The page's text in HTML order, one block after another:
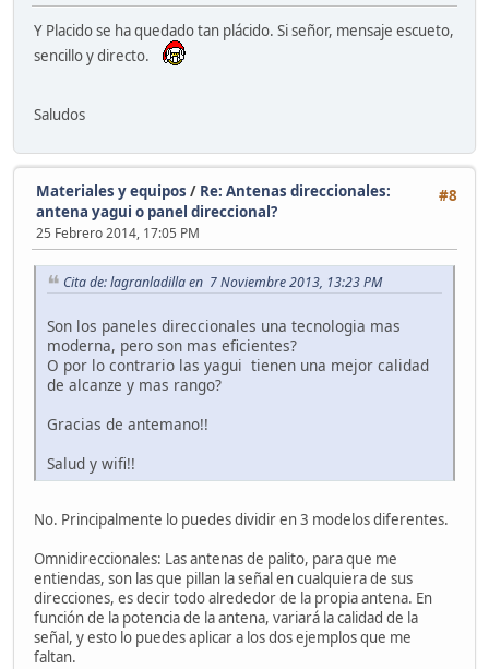
Y Placido se ha quedado tan plácido. Si señor, mensaje escueto,
sencillo y directo.
Saludos
#8
Materiales y equipos / Re: Antenas direccionales:
antena yagui o panel direccional?
25 Febrero 2014, 17:05 PM
Cita de: lagranladilla en 7 Noviembre 2013, 13:23 PM
Son los paneles direccionales una tecnologia mas
moderna, pero son mas eficientes?
O por lo contrario las yagui tienen una mejor calidad
de alcanze y mas rango?
Gracias de antemano!!
Salud y wifi!!
No. Principalmente lo puedes dividir en 3 modelos diferentes.
Omnidireccionales: Las antenas de palito, para que me
entiendas, son las que pillan la señal en cualquiera de sus
direcciones, es decir todo alrededor de la propia antena. En
función de la potencia de la antena, variará la calidad de la
señal, y esto lo puedes aplicar a los dos ejemplos que me
faltan.